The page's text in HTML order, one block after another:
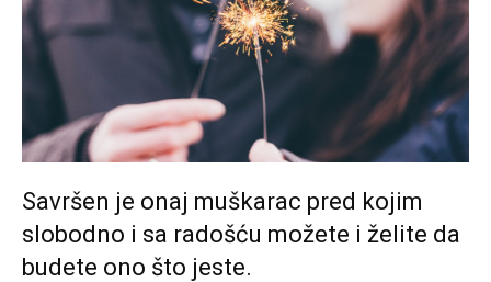
Savršen je onaj muškarac pred kojim
slobodno i sa radošću možete i želite da
budete ono što jeste.